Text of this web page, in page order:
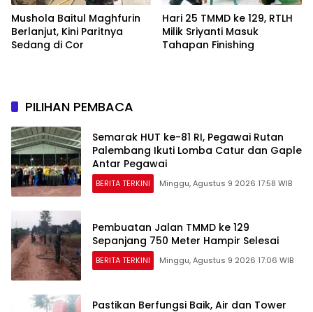
Mushola Baitul Maghfurin
Berlanjut, Kini Paritnya
Sedang di Cor
Hari 25 TMMD ke 129, RTLH
Milik Sriyanti Masuk
Tahapan Finishing
PILIHAN PEMBACA
Semarak HUT ke-81 RI, Pegawai Rutan
Palembang Ikuti Lomba Catur dan Gaple
Antar Pegawai
BERITA TERKINI Minggu, Agustus 9 2026 17:58 WIB
Pembuatan Jalan TMMD ke 129
Sepanjang 750 Meter Hampir Selesai
BERITA TERKINI Minggu, Agustus 9 2026 17:06 WIB
Pastikan Berfungsi Baik, Air dan Tower